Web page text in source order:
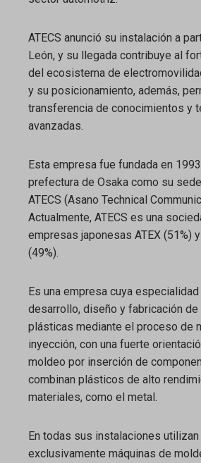
ATECS anunció su instalación a
León, y su llegada contribuye al
del ecosistema de
y su posicionamiento, además,
transferencia de conocimientos y
avanzadas.
Esta empresa fue fundada en
prefectura de Osaka como su
ATECS (Asano Technical
Actualmente, ATECS es una
empresas japonesas ATEX (51%) y
(49%).
Es una empresa cuya
desarrollo, diseño y fabricación
plásticas mediante el proceso de
inyección, con una fuerte
moldeo por inserción de
combinan plásticos de alto
materiales, como el metal.
En todas sus instalaciones utilizan
exclusivamente máquinas de